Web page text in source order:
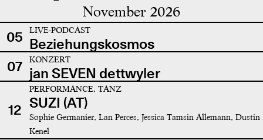
November 2026
05 LIVE-PODCAST
Beziehungskosmos
07
KONZERT
jan SEVEN dettwyler
12
PERFORMANCE, TANZ
SUZI (AT)
Sophie Germanier, Lan Perces, Jessica Tamsin Allemann, Dustin
Kenel